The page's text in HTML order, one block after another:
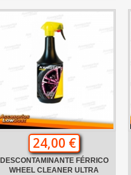
24,00 €
DESCONTAMINANTE FÉRRICO
WHEEL CLEANER ULTRA